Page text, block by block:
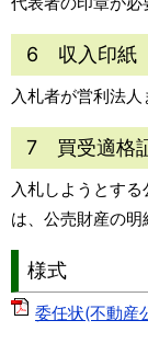
6 収入印紙
入札者が営利法人
7 買受適格
入札しようとす
は、公売財産の明
様式
委任状(不動産